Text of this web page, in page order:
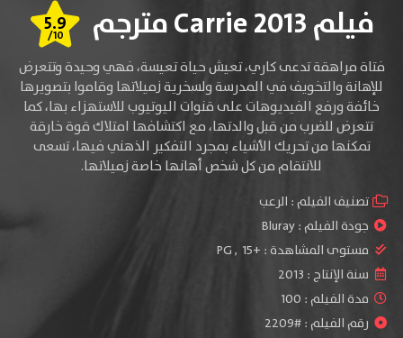
فيلم Carrie 2013 مترجم 5.9
/10
فتاة مراهقة تدعى كاري، تعيش حياة تعيسة، فهي وحيدة وتتعرض
للإهانة والتخويف في المدرسة ولسخرية زميلاتها وقاموا بتصويرها
خائفة ورفع الفيديوهات على قنوات اليوتيوب للاستهزاء بها، كما
تتعرض للضرب من قبل والدتها، مع اكتشافها امتلاك قوة خارقة
تمكنها من تحريك الأشياء بمجرد التفكير الذهني فيها، تسعى
للانتقام من كل شخص أهانها خاصة زميلاتها.
تصنيف الفيلم : الرعب
جودة الفيلم :Bluray
مستوى المشاهدة : +15
,
PG
سنة الإنتاج : 2013
مدة الفيلم : 100
رقم الفيلم : #2209